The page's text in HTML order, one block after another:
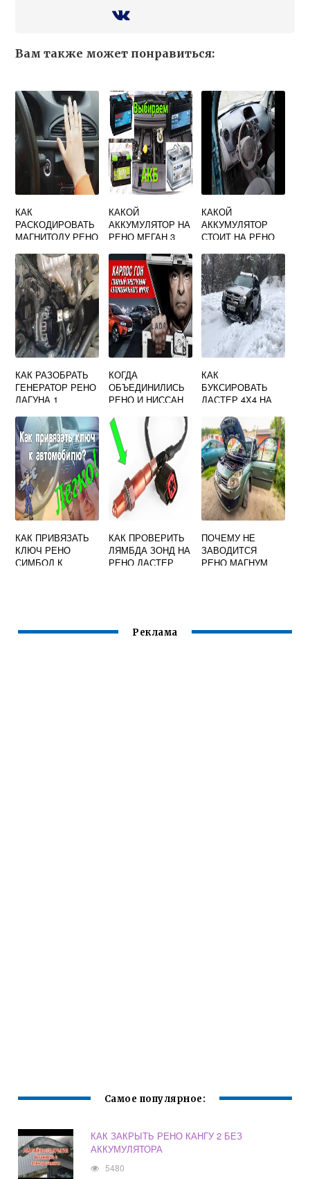
Вам также может понравиться:
КАК
РАСКОДИРОВАТЬ
МАГНИТОЛУ РЕНО
КАКОЙ
АККУМУЛЯТОР НА
РЕНО МЕГАН 3
КАКОЙ
АККУМУЛЯТОР
СТОИТ НА РЕНО
КАК РАЗОБРАТЬ
ГЕНЕРАТОР РЕНО
ЛАГУНА 1
КОГДА
ОБЪЕДИНИЛИСЬ
РЕНО И НИССАН
КАК
БУКСИРОВАТЬ
ДАСТЕР 4Х4 НА
КАК ПРИВЯЗАТЬ
КЛЮЧ РЕНО
СИМБОЛ К
КАК ПРОВЕРИТЬ
ЛЯМБДА ЗОНД НА
РЕНО ДАСТЕР
ПОЧЕМУ НЕ
ЗАВОДИТСЯ
РЕНО МАГНУМ
Реклама
Самое популярное:
КАК ЗАКРЫТЬ РЕНО КАНГУ 2 БЕЗ
АККУМУЛЯТОРА
5480